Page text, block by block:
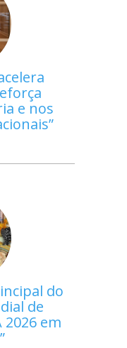
e nos
do
de
em